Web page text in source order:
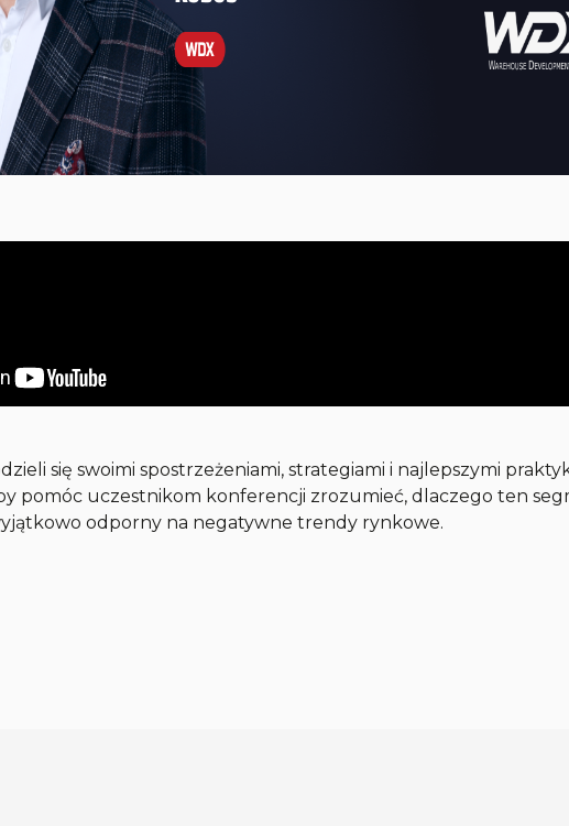
się swoimi spostrzeżeniami, strategiami i najlepszymi
pomóc uczestnikom konferencji zrozumieć, dlaczego ten
odporny na negatywne trendy rynkowe.